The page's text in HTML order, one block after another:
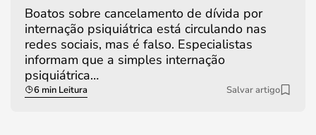
Boatos sobre cancelamento de dívida por
internação psiquiátrica está circulando nas
redes sociais, mas é falso. Especialistas
informam que a simples internação
psiquiátrica…
6 min Leitura Salvar artigo